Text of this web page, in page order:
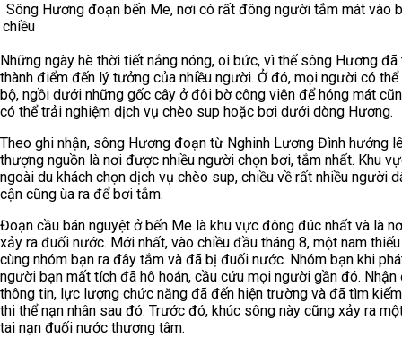
Sông Hương đoạn bến Me, nơi có rất đông người tắm mát vào
chiều
Những ngày hè thời tiết nắng nóng, oi bức, vì thế sông Hương đã
thành điểm đến lý tưởng của nhiều người. Ở đó, mọi người có
bộ, ngồi dưới những gốc cây ở đôi bờ công viên để hóng mát
có thể trải nghiệm dịch vụ chèo sup hoặc bơi dưới dòng Hương.
Theo ghi nhận, sông Hương đoạn từ Nghinh Lương Đình hướng
thượng nguồn là nơi được nhiều người chọn bơi, tắm nhất. Khu
ngoài du khách chọn dịch vụ chèo sup, chiều về rất nhiều người
cận cũng ùa ra để bơi tắm.
Đoạn cầu bán nguyệt ở bến Me là khu vực đông đúc nhất và là
xảy ra đuối nước. Mới nhất, vào chiều đầu tháng 8, một nam
cùng nhóm bạn ra đây tắm và đã bị đuối nước. Nhóm bạn khi
người bạn mất tích đã hô hoán, cầu cứu mọi người gần đó.
thông tin, lực lượng chức năng đã đến hiện trường và đã tìm
thi thể nạn nhân sau đó. Trước đó, khúc sông này cũng xảy ra
tai nạn đuối nước thương tâm.